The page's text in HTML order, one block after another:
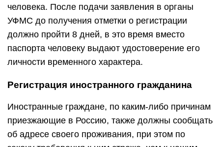
человека. После подачи заявления в органы
УФМС до получения отметки о регистрации
должно пройти 8 дней, в это время вместо
паспорта человеку выдают удостоверение его
личности временного характера.
Регистрация иностранного гражданина
Иностранные граждане, по каким-либо причинам
приезжающие в Россию, также должны сообщать
об адресе своего проживания, при этом по